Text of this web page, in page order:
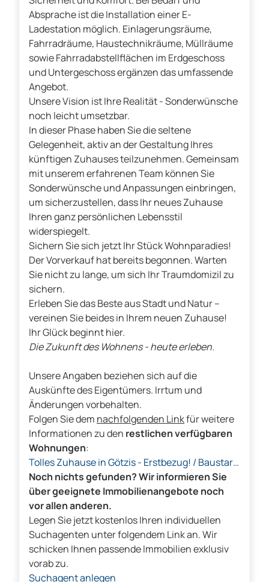
Absprache ist die Installation einer E-
Ladestation möglich. Einlagerungsräume,
Fahrradräume, Haustechnikräume, Müllräume
sowie Fahrradabstellflächen im Erdgeschoss
und Untergeschoss ergänzen das umfassende
Angebot.
Unsere Vision ist Ihre Realität - Sonderwünsche
noch leicht umsetzbar.
In dieser Phase haben Sie die seltene
Gelegenheit, aktiv an der Gestaltung Ihres
künftigen Zuhauses teilzunehmen. Gemeinsam
mit unserem erfahrenen Team können Sie
Sonderwünsche und Anpassungen einbringen,
um sicherzustellen, dass Ihr neues Zuhause
Ihren ganz persönlichen Lebensstil
widerspiegelt.
Sichern Sie sich jetzt Ihr Stück Wohnparadies!
Der Vorverkauf hat bereits begonnen. Warten
Sie nicht zu lange, um sich Ihr Traumdomizil zu
sichern.
Erleben Sie das Beste aus Stadt und Natur –
vereinen Sie beides in Ihrem neuen Zuhause!
Ihr Glück beginnt hier.
Die Zukunft des Wohnens - heute erleben.
Unsere Angaben beziehen sich auf die
Auskünfte des Eigentümers. Irrtum und
Änderungen vorbehalten.
Folgen Sie dem nachfolgenden Linkfür weitere
Informationen zu den restlichen verfügbaren
Wohnungen:
Tolles Zuhause in Götzis - Erstbezug! / Baustart
erfolgt!
Noch nichts gefunden? Wir informieren Sie
über geeignete Immobilienangebote noch
vor allen anderen.
Legen Sie jetzt kostenlos Ihren individuellen
Suchagenten unter folgendem Link an. Wir
schicken Ihnen passende Immobilien exklusiv
vorab zu.
Suchagent anlegen